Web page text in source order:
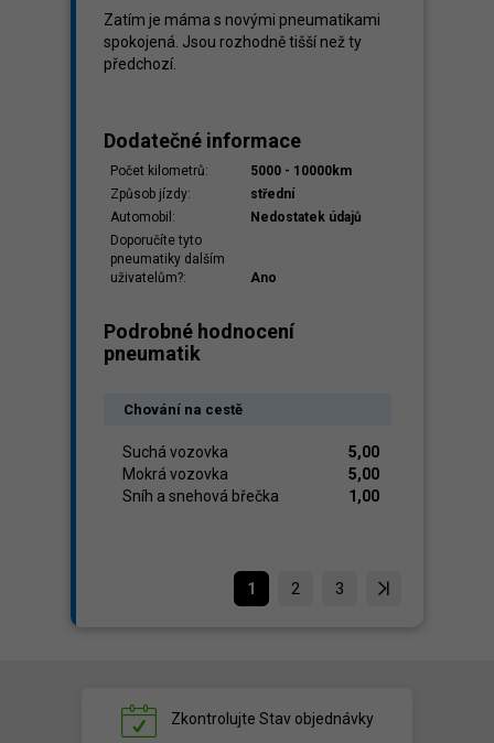
Zatím je máma s novými pneumatikami
spokojená. Jsou rozhodně tišší než ty
předchozí.
Dodatečné informace
Počet kilometrů:
5000 - 10000km
Způsob jízdy:
střední
Automobil:
Nedostatek údajů
Doporučíte tyto
pneumatiky dalším
uživatelům?:
Ano
Podrobné hodnocení
pneumatik
Chování na cestě
Suchá vozovka
5,00
Mokrá vozovka
5,00
Sníh a snehová břečka
1,00
1 2 3
Zkontrolujte Stav objednávky